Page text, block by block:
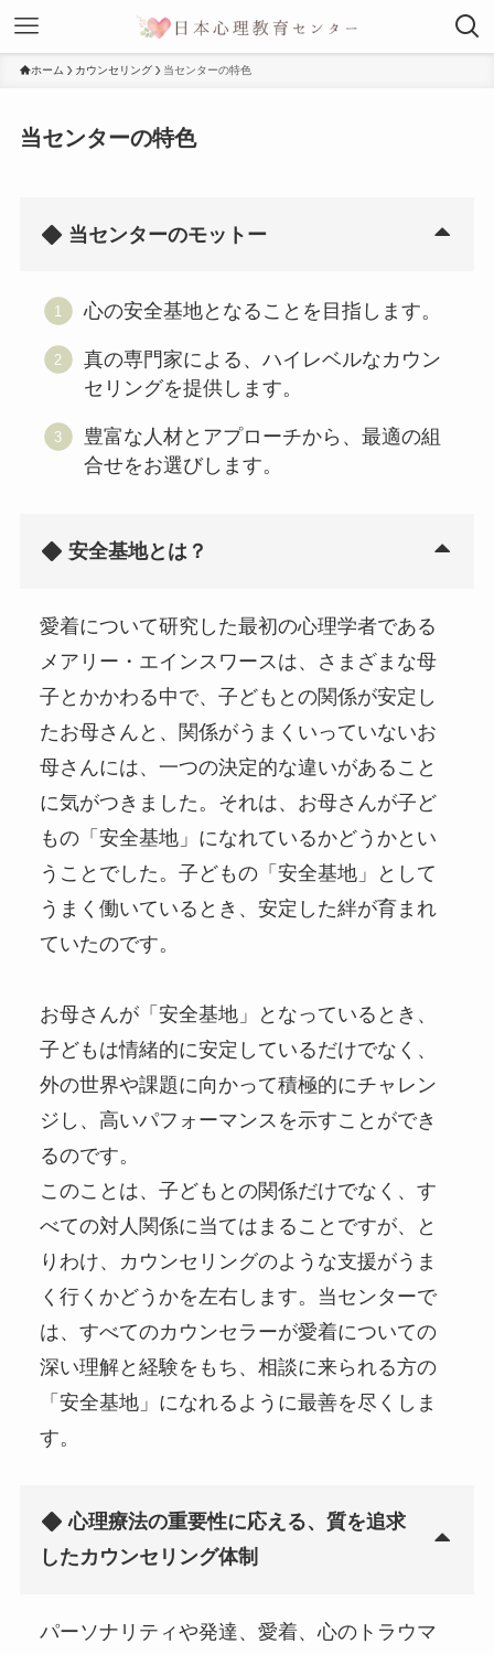
ホーム カウンセリング 当センターの特色
当センターの特色
当センターのモットー
心の安全基地となることを目指します。
真の専門家による、ハイレベルなカウン
セリングを提供します。
豊富な人材とアプローチから、最適の組
合せをお選びします。
安全基地とは？
愛着について研究した最初の心理学者である
メアリー・エインスワースは、さまざまな母
子とかかわる中で、子どもとの関係が安定し
たお母さんと、関係がうまくいっていないお
母さんには、一つの決定的な違いがあること
に気がつきました。それは、お母さんが子ど
もの「安全基地」になれているかどうかとい
うことでした。子どもの「安全基地」として
うまく働いているとき、安定した絆が育まれ
ていたのです。
お母さんが「安全基地」となっているとき、
子どもは情緒的に安定しているだけでなく、
外の世界や課題に向かって積極的にチャレン
ジし、高いパフォーマンスを示すことができ
るのです。
このことは、子どもとの関係だけでなく、す
べての対人関係に当てはまることですが、と
りわけ、カウンセリングのような支援がうま
く行くかどうかを左右します。当センターで
は、すべてのカウンセラーが愛着についての
深い理解と経験をもち、相談に来られる方の
「安全基地」になれるように最善を尽くしま
す。
心理療法の重要性に応える、質を追求
したカウンセリング体制
パーソナリティや発達、愛着、心のトラウマ